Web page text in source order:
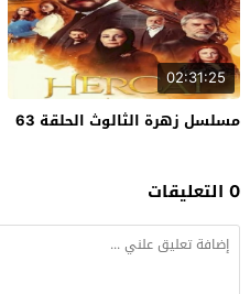
02:31:25
مسلسل زهرة الثالوث الحلقة 63
0 التعليقات